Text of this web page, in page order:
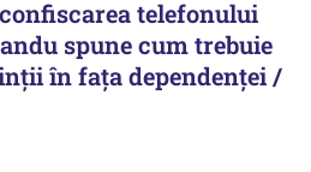
telefonului
spune cum trebuie
în fața dependenței /